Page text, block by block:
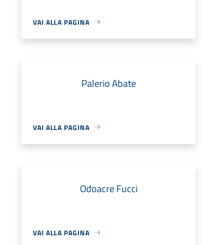
VAI ALLA PAGINA
Palerio Abate
VAI ALLA PAGINA
Odoacre Fucci
VAI ALLA PAGINA